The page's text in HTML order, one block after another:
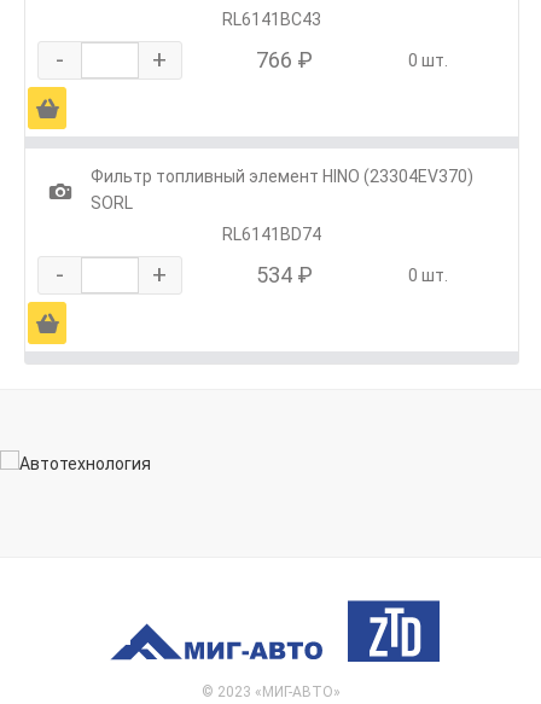
RL6141BC43
- + 766 ₽ 0 шт.
Ä
1
Фильтр топливный элемент HINO (23304EV370)
SORL
RL6141BD74
- + 534 ₽ 0 шт.
Ä
© 2023 «МИГ-АВТО»